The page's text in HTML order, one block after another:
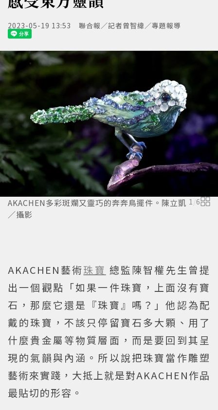
2023-05-19 13:53 聯合報／記者曾智緯／專題報導
AKACHEN多彩斑斕又靈巧的奔奔鳥擺件。陳立凱
／攝影
1 /6
AKACHEN藝術珠寶 總監陳智權先生曾提
出一個觀點「如果一件珠寶，上面沒有寶
石，那麼它還是『珠寶』嗎？」他認為配
戴的珠寶，不該只停留寶石多大顆、用了
什麼貴金屬等物質層面，而是要回到其呈
現的氣韻與內涵。所以說把珠寶當作雕塑
藝術來實踐，大抵上就是對AKACHEN作品
最貼切的形容。